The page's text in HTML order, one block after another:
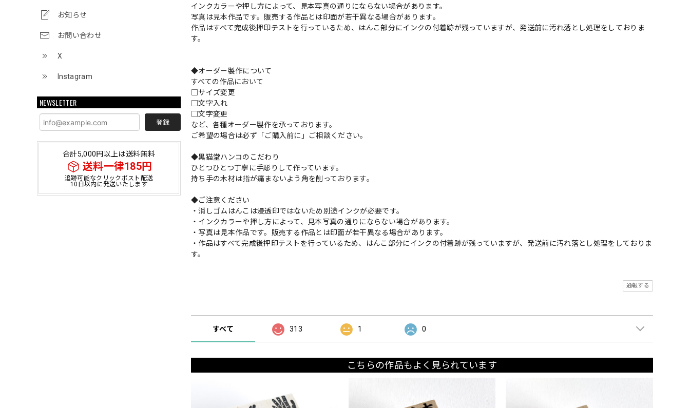
お知らせ
お問い合わせ
X
Instagram
NEWSLETTER
登録
合計5,000円以上は送料無料
送料一律185円
追跡可能なクリックポスト配送
10日以内に発送いたします
インクカラーや押し方によって、見本写真の通りにならない場合があります。
写真は見本作品です。販売する作品とは印面が若干異なる場合があります。
作品はすべて完成後押印テストを行っているため、はんこ部分にインクの付着跡が残っていますが、発送前に汚れ落とし処理をしておりま
す。
◆オーダー製作について
すべての作品において
□サイズ変更
□文字入れ
□文字変更
など、各種オーダー製作を承っております。
ご希望の場合は必ず「ご購入前に」ご相談ください。
◆黒猫堂ハンコのこだわり
ひとつひとつ丁寧に手彫りして作っています。
持ち手の木材は指が痛まないよう角を削っております。
◆ご注意ください
・消しゴムはんこは浸透印ではないため別途インクが必要です。
・インクカラーや押し方によって、見本写真の通りにならない場合があります。
・写真は見本作品です。販売する作品とは印面が若干異なる場合があります。
・作品はすべて完成後押印テストを行っているため、はんこ部分にインクの付着跡が残っていますが、発送前に汚れ落とし処理をしておりま
す。
通報する
すべて 313 1 0
こちらの作品もよく見られています